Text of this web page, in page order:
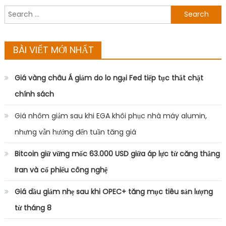
Search
for:
BÀI VIẾT MỚI NHẤT
Giá vàng châu Á giảm do lo ngại Fed tiếp tục thắt chặt
chính sách
Giá nhôm giảm sau khi EGA khôi phục nhà máy alumin,
nhưng vẫn hướng đến tuần tăng giá
Bitcoin giữ vững mốc 63.000 USD giữa áp lực từ căng thẳng
Iran và cổ phiếu công nghệ
Giá dầu giảm nhẹ sau khi OPEC+ tăng mục tiêu sản lượng
từ tháng 8